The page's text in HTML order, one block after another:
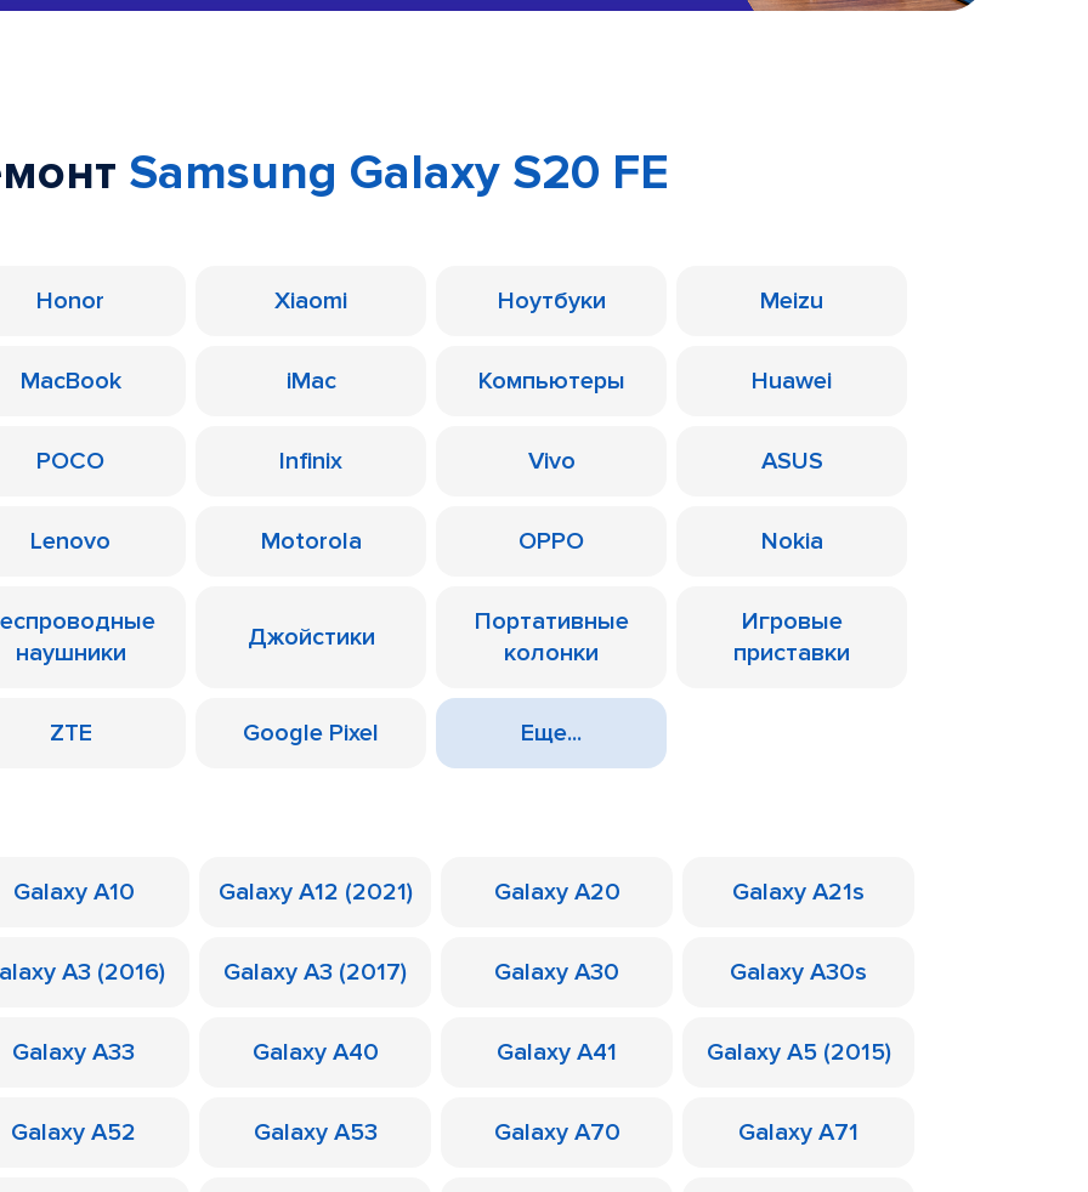
Samsung Galaxy S20 FE
Honor Xiaomi Ноутбуки Meizu
MacBook iMac Компьютеры Huawei
POCO Infinix Vivo ASUS
Lenovo Motorola OPPO Nokia
наушники
Джойстики
Портативные
колонки
Игровые
приставки
ZTE Google Pixel Еще...
Galaxy A10 Galaxy A12 (2021) Galaxy A20 Galaxy A21s
A3 (2016) Galaxy A3 (2017) Galaxy A30 Galaxy A30s
Galaxy A33 Galaxy A40 Galaxy A41 Galaxy A5 (2015)
Galaxy A52 Galaxy A53 Galaxy A70 Galaxy A71